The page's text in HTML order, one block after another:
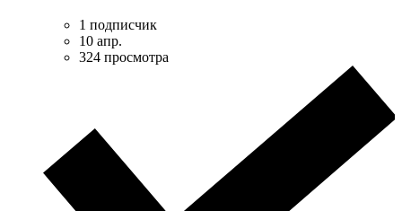
1 подписчик
10 апр.
324 просмотра